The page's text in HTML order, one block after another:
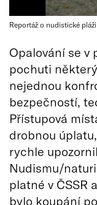
Reportáž o nudistické
Opalování se v
pochuti
nejednou
bezpečností,
Přístupová
drobnou
rychle
Nudismu/
platné v ČSSR
bylo koupání